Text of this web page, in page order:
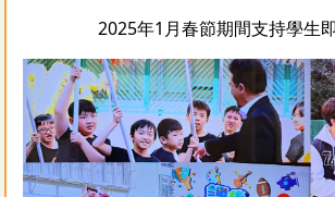
2025年1月春節期間支持學生